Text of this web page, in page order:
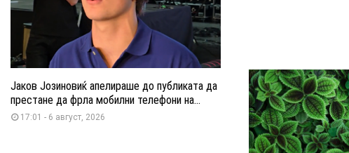
Јаков Јозиновиќ апелираше до публиката да
престане да фрла мобилни телефони на...
17:01 - 6 август, 2026